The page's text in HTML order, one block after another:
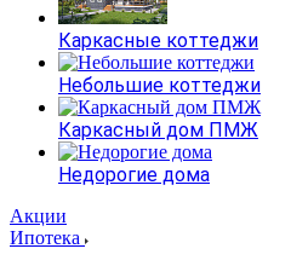
Каркасные коттеджи
Небольшие коттеджи
Каркасный дом ПМЖ
Недорогие дома
Акции
Ипотека